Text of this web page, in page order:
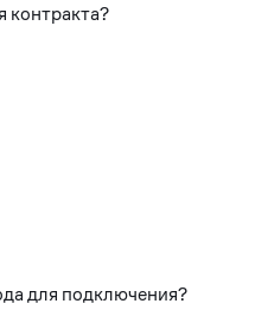
контракта?
для подключения?